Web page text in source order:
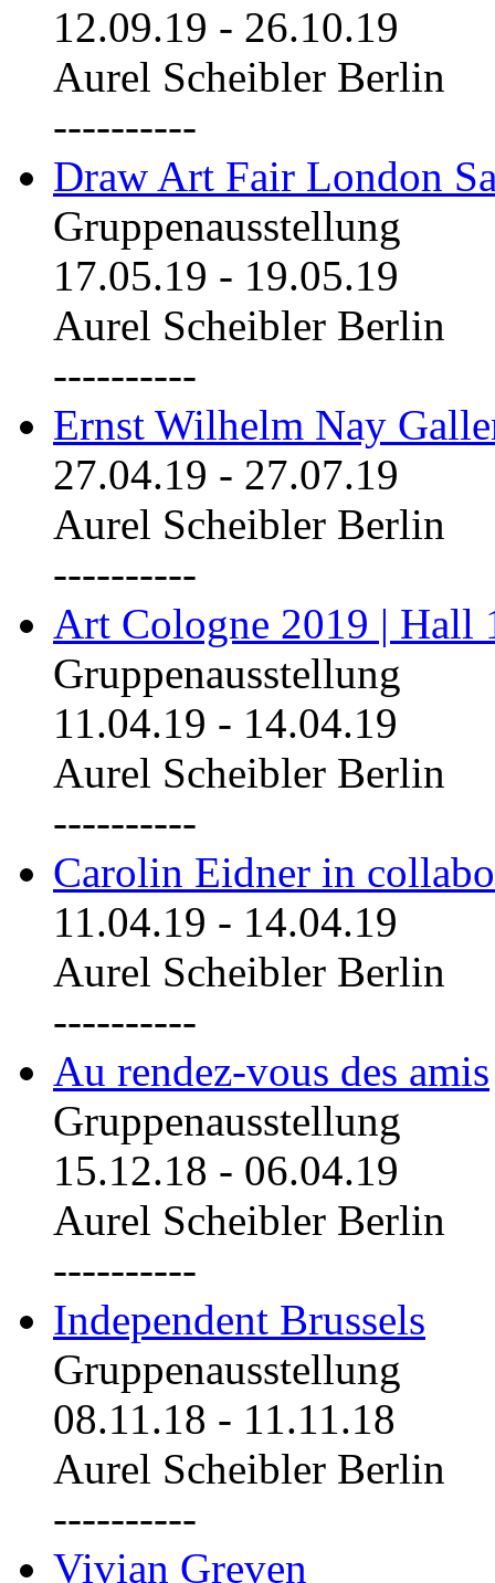
12.09.19 - 26.10.19
Aurel Scheibler Berlin
----------
Draw Art Fair London
Gruppenausstellung
17.05.19 - 19.05.19
Aurel Scheibler Berlin
----------
Ernst Wilhelm Nay
27.04.19 - 27.07.19
Aurel Scheibler Berlin
----------
Art Cologne 2019 | Hall
Gruppenausstellung
11.04.19 - 14.04.19
Aurel Scheibler Berlin
----------
Carolin Eidner in
11.04.19 - 14.04.19
Aurel Scheibler Berlin
----------
Au rendez-vous des amis
Gruppenausstellung
15.12.18 - 06.04.19
Aurel Scheibler Berlin
----------
Independent Brussels
Gruppenausstellung
08.11.18 - 11.11.18
Aurel Scheibler Berlin
----------
Vivian Greven